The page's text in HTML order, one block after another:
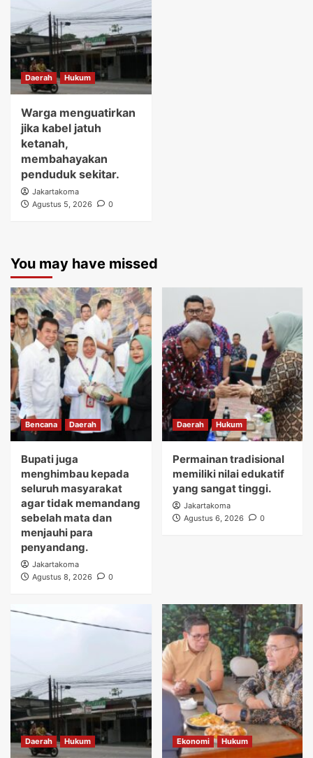
Daerah Hukum
Warga menguatirkan
jika kabel jatuh
ketanah,
membahayakan
penduduk sekitar.
Jakartakoma
Agustus 5, 2026
0
You may have missed
Bencana Daerah
Bupati juga
menghimbau kepada
seluruh masyarakat
agar tidak memandang
sebelah mata dan
menjauhi para
penyandang.
Jakartakoma
Agustus 8, 2026
0
Daerah Hukum
Permainan tradisional
memiliki nilai edukatif
yang sangat tinggi.
Jakartakoma
Agustus 6, 2026
0
Daerah Hukum Ekonomi Hukum